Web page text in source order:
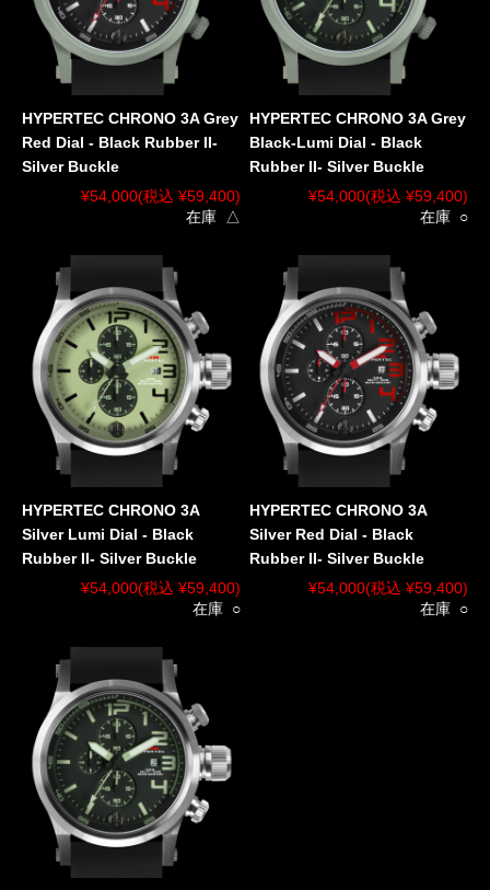
HYPERTEC CHRONO 3A Grey
Red Dial - Black Rubber II-
Silver Buckle
¥54,000(税込 ¥59,400)
在庫 △
HYPERTEC CHRONO 3A Grey
Black-Lumi Dial - Black
Rubber II- Silver Buckle
¥54,000(税込 ¥59,400)
在庫 ○
HYPERTEC CHRONO 3A
Silver Lumi Dial - Black
Rubber II- Silver Buckle
¥54,000(税込 ¥59,400)
在庫 ○
HYPERTEC CHRONO 3A
Silver Red Dial - Black
Rubber II- Silver Buckle
¥54,000(税込 ¥59,400)
在庫 ○